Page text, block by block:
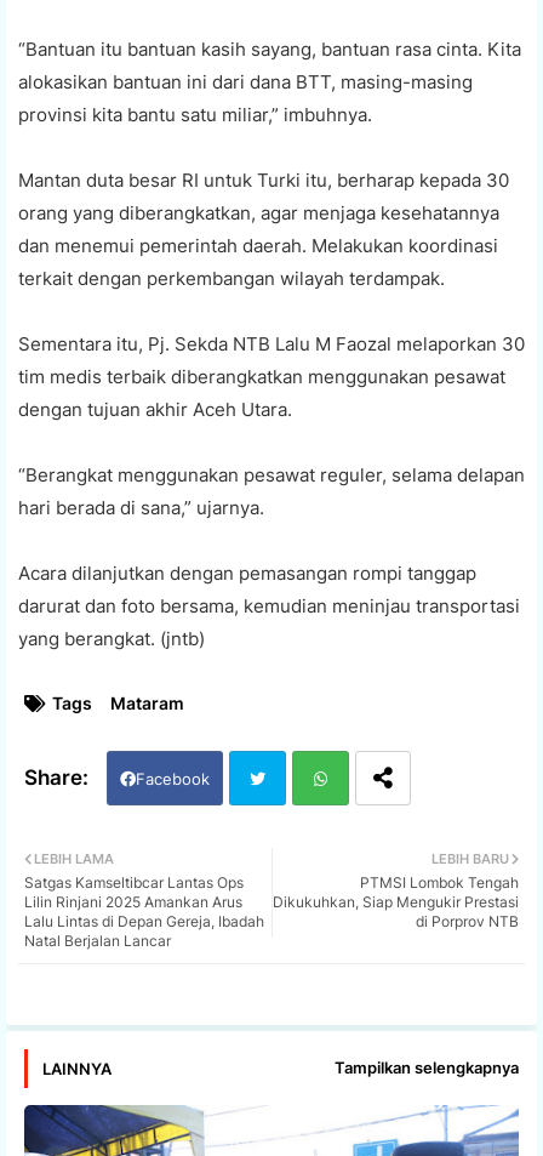
“Bantuan itu bantuan kasih sayang, bantuan rasa cinta. Kita
alokasikan bantuan ini dari dana BTT, masing-masing
provinsi kita bantu satu miliar,” imbuhnya.
Mantan duta besar RI untuk Turki itu, berharap kepada 30
orang yang diberangkatkan, agar menjaga kesehatannya
dan menemui pemerintah daerah. Melakukan koordinasi
terkait dengan perkembangan wilayah terdampak.
Sementara itu, Pj. Sekda NTB Lalu M Faozal melaporkan 30
tim medis terbaik diberangkatkan menggunakan pesawat
dengan tujuan akhir Aceh Utara.
“Berangkat menggunakan pesawat reguler, selama delapan
hari berada di sana,” ujarnya.
Acara dilanjutkan dengan pemasangan rompi tanggap
darurat dan foto bersama, kemudian meninjau transportasi
yang berangkat. (jntb)
Tags Mataram
Facebook
LEBIH BARU
PTMSI Lombok Tengah
Dikukuhkan, Siap Mengukir Prestasi
di Porprov NTB
LEBIH LAMA
Satgas Kamseltibcar Lantas Ops
Lilin Rinjani 2025 Amankan Arus
Lalu Lintas di Depan Gereja, Ibadah
Natal Berjalan Lancar
LAINNYA Tampilkan selengkapnya